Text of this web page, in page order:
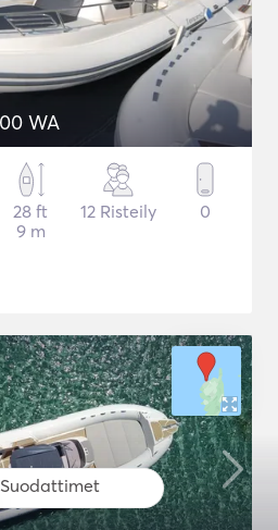
Suodattimet
WA
28 ft
9 m
12 Risteily 0